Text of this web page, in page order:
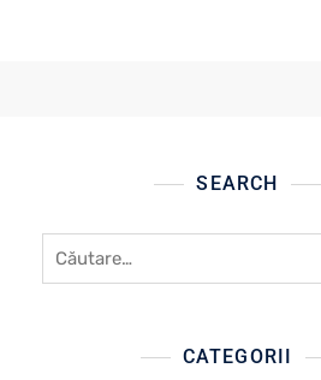
SEARCH
Caută
CATEGORII